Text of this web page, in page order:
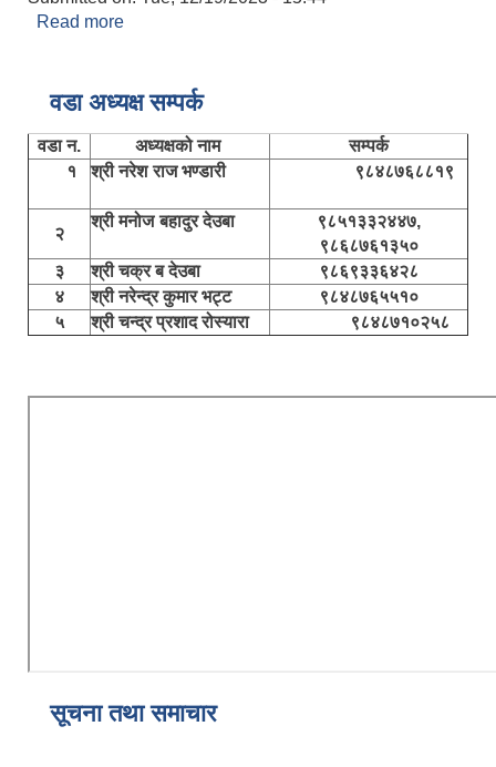
Read more
वडा अध्यक्ष सम्पर्क
वडा न. अध्यक्षको नाम
सम्पर्क
१ श्री नरेश राज भण्डारी ९८४८७६८८१९
२
श्री मनोज बहादुर देउबा
९८५१३३२४४७,
९८६८७६१३५०
३
श्री चक्र ब देउबा
९८६९३३६४२८
४
श्री नरेन्द्र कुमार भट्ट
९८४८७६५५१०
५
श्री चन्द्र प्रशाद रोस्यारा ९८४८७१०२५८
सूचना तथा समाचार